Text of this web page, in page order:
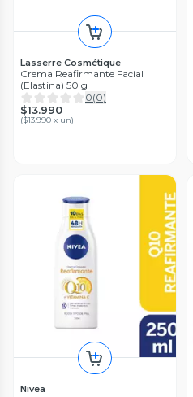
Lasserre Cosmétique
Crema Reafirmante Facial
(Elastina) 50 g
0(0)
$13.990
($13.990 x un)
Nivea